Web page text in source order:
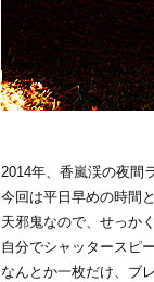
2014年、香嵐渓の夜間
今回は平日早めの時間
天邪鬼なので、せっか
自分でシャッタースピ
なんとか一枚だけ、ブ